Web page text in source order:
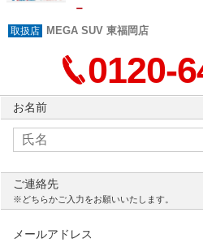
－
MEGA SUV 東福岡店
0120-
お名前
ご連絡先
※どちらかご入力をお願いいたします。
メールアドレス